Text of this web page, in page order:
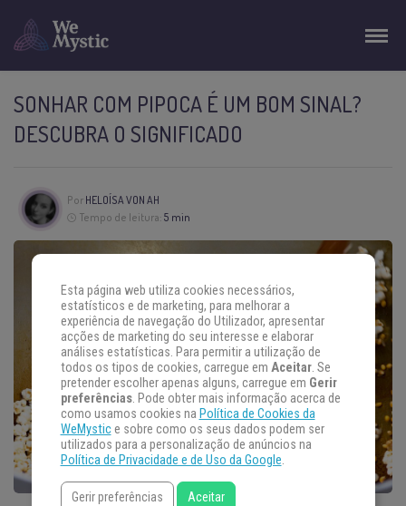
SONHAR COM PIPOCA É UM BOM SINAL?
DESCUBRA O SIGNIFICADO
Por HELOÍSA VON AH
Tempo de leitura: 5 min
Esta página web utiliza cookies necessários,
estatísticos e de marketing, para melhorar a
experiência de navegação do Utilizador, apresentar
acções de marketing do seu interesse e elaborar
análises estatísticas. Para permitir a utilização de
todos os tipos de cookies, carregue em Aceitar. Se
pretender escolher apenas alguns, carregue em Gerir
preferências. Pode obter mais informação acerca de
como usamos cookies na Política de Cookies da
WeMystice sobre como os seus dados podem ser
utilizados para a personalização de anúncios na
Política de Privacidade e de Uso da Google.
Gerir preferências Aceitar